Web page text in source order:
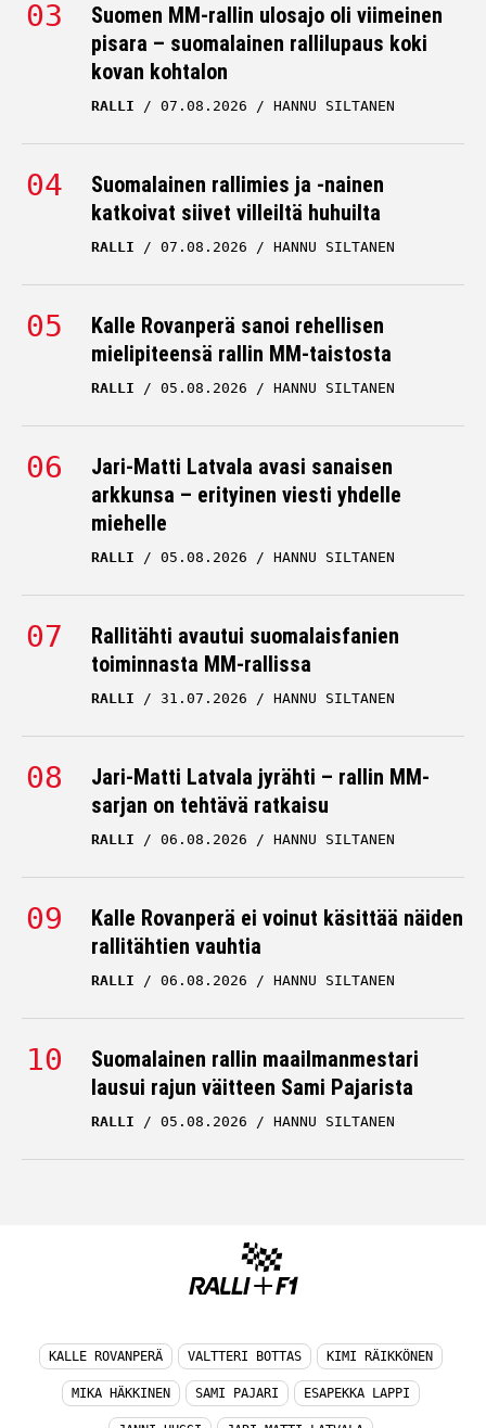
Suomen MM-rallin ulosajo oli viimeinen
pisara – suomalainen rallilupaus koki
kovan kohtalon
RALLI 07.08.2026 HANNU SILTANEN
Suomalainen rallimies ja -nainen
katkoivat siivet villeiltä huhuilta
RALLI 07.08.2026 HANNU SILTANEN
Kalle Rovanperä sanoi rehellisen
mielipiteensä rallin MM-taistosta
RALLI 05.08.2026 HANNU SILTANEN
Jari-Matti Latvala avasi sanaisen
arkkunsa – erityinen viesti yhdelle
miehelle
RALLI 05.08.2026 HANNU SILTANEN
Rallitähti avautui suomalaisfanien
toiminnasta MM-rallissa
RALLI 31.07.2026 HANNU SILTANEN
Jari-Matti Latvala jyrähti – rallin MM-
sarjan on tehtävä ratkaisu
RALLI 06.08.2026 HANNU SILTANEN
Kalle Rovanperä ei voinut käsittää näiden
rallitähtien vauhtia
RALLI 06.08.2026 HANNU SILTANEN
Suomalainen rallin maailmanmestari
lausui rajun väitteen Sami Pajarista
RALLI 05.08.2026 HANNU SILTANEN
KALLE ROVANPERÄ VALTTERI BOTTAS KIMI RÄIKKÖNEN
MIKA HÄKKINEN SAMI PAJARI ESAPEKKA LAPPI